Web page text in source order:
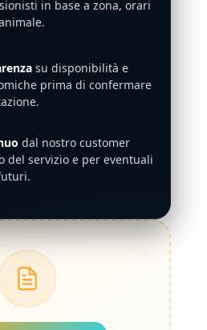
in base a zona, orari
su disponibilità e
prima di confermare
dal nostro customer
del servizio e per eventuali